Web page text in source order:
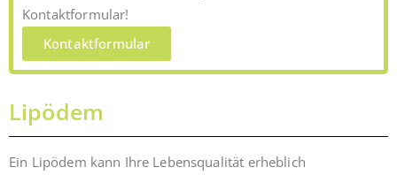
Kontaktformular!
Kontaktformular
Lipödem
Ein Lipödem kann Ihre Lebensqualität erheblich